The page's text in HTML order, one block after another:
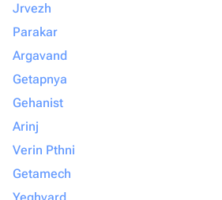
Jrvezh
Parakar
Argavand
Getapnya
Gehanist
Arinj
Verin Pthni
Getamech